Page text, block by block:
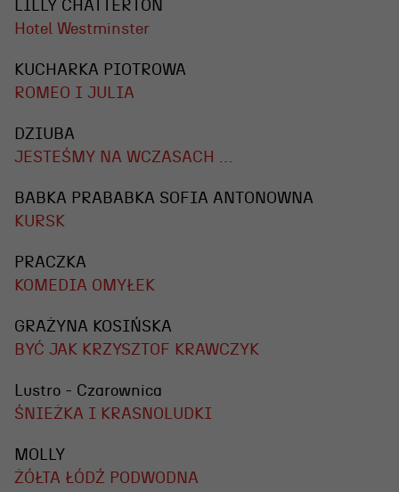
LILLY CHATTERTON
Hotel Westminster
KUCHARKA PIOTROWA
ROMEO I JULIA
DZIUBA
JESTEŚMY NA WCZASACH …
BABKA PRABABKA SOFIA ANTONOWNA
KURSK
PRACZKA
KOMEDIA OMYŁEK
GRAŻYNA KOSIŃSKA
BYĆ JAK KRZYSZTOF KRAWCZYK
Lustro - Czarownica
ŚNIEŻKA I KRASNOLUDKI
MOLLY
ŻÓŁTA ŁÓDŹ PODWODNA